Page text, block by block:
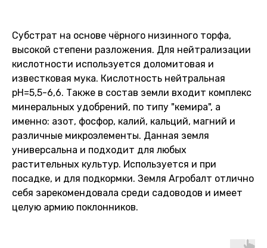
Субстрат на основе чёрного низинного торфа,
высокой степени разложения. Для нейтрализации
кислотности используется доломитовая и
известковая мука. Кислотность нейтральная
pH=5,5-6,6. Также в состав земли входит комплекс
минеральных удобрений, по типу "кемира", а
именно: азот, фосфор, калий, кальций, магний и
различные микроэлементы. Данная земля
универсальна и подходит для любых
растительных культур. Используется и при
посадке, и для подкормки. Земля Агробалт отлично
себя зарекомендовала среди садоводов и имеет
целую армию поклонников.